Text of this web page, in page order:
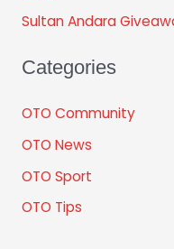
Sultan Andara
Categories
OTO Community
OTO News
OTO Sport
OTO Tips